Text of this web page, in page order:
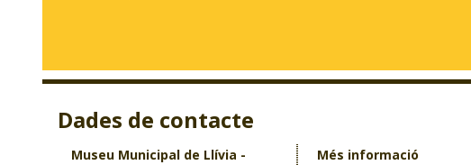
Dades de contacte
Museu Municipal de Llívia -
Més informació